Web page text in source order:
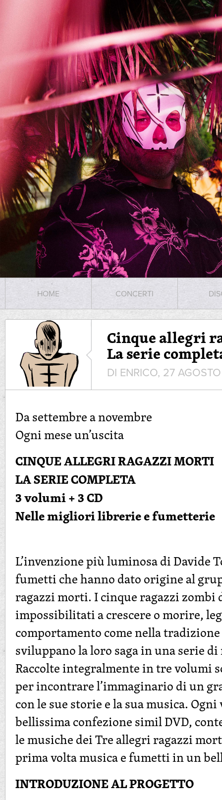
HOME CONCERTI
Cinque allegri
La serie
DI ENRICO, 27
Da settembre a novembre
Ogni mese un’uscita
CINQUE ALLEGRI RAGAZZI MORTI
LA SERIE COMPLETA
3 volumi + 3 CD
Nelle migliori librerie e fumetterie
L’invenzione più luminosa di Davide
fumetti che hanno dato origine al
ragazzi morti. I cinque ragazzi zombi
impossibilitati a crescere o morire,
comportamento come nella
sviluppano la loro saga in una serie
Raccolte integralmente in tre volumi
per incontrare l’immaginario di un
con le sue storie e la sua musica.
bellissima confezione simil DVD,
le musiche dei Tre allegri ragazzi
prima volta musica e fumetti in un
INTRODUZIONE AL PROGETTO